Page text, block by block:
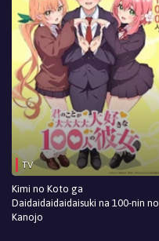
TV
Kimi no Koto ga
Daidaidaidaidaisuki na 100-nin no
Kanojo